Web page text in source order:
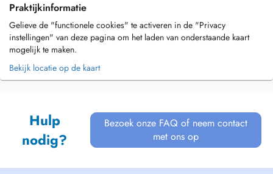
Praktijkinformatie
Gelieve de "functionele cookies" te activeren in de "Privacy
instellingen" van deze pagina om het laden van onderstaande kaart
mogelijk te maken.
Bekijk locatie op de kaart
Hulp
nodig?
Bezoek onze FAQ of neem contact
met ons op